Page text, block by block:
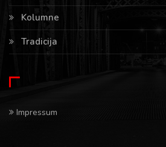
Kolumne
Tradicija
Impressum